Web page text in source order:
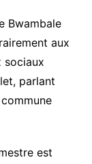
Bwambale
aux
sociaux
parlant
est